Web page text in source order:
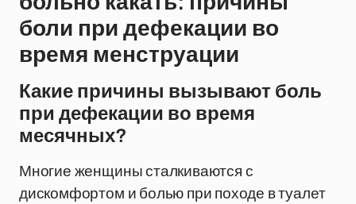
боли при дефекации во
время менструации
Какие причины вызывают боль
при дефекации во время
месячных?
Многие женщины сталкиваются с
дискомфортом и болью при походе в туалет